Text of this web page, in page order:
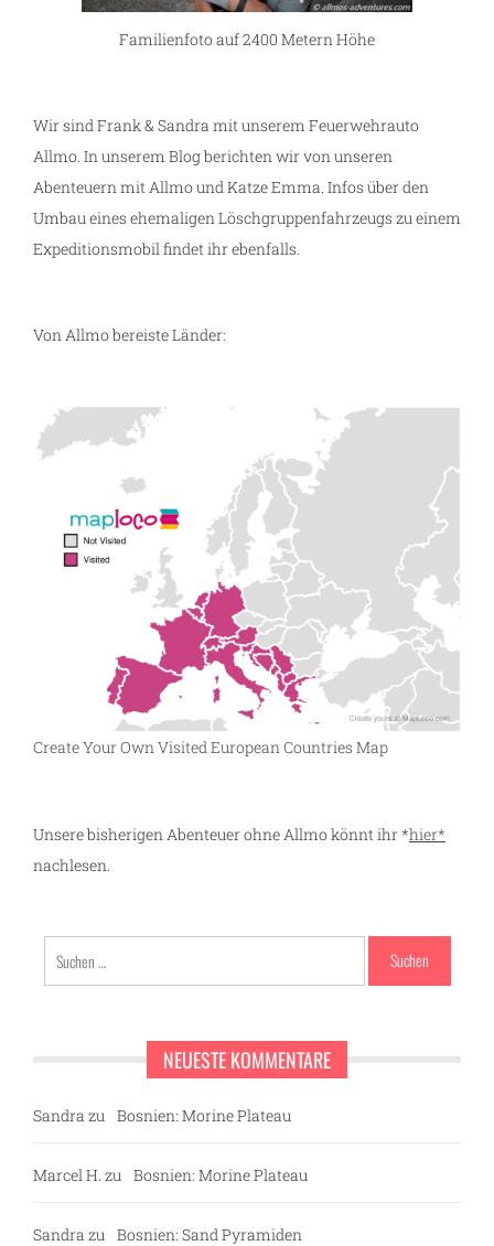
Familienfoto auf 2400 Metern Höhe
Wir sind Frank & Sandra mit unserem Feuerwehrauto
Allmo. In unserem Blog berichten wir von unseren
Abenteuern mit Allmo und Katze Emma. Infos über den
Umbau eines ehemaligen Löschgruppenfahrzeugs zu einem
Expeditionsmobil findet ihr ebenfalls.
Von Allmo bereiste Länder:
Create Your Own Visited European Countries Map
Unsere bisherigen Abenteuer ohne Allmo könnt ihr *hier*
nachlesen.
nach:
NEUESTE KOMMENTARE
Sandra zu Bosnien: Morine Plateau
Marcel H. zu Bosnien: Morine Plateau
Sandra zu Bosnien: Sand Pyramiden